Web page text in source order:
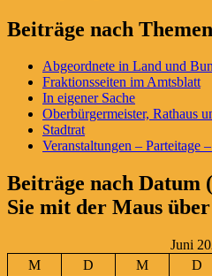
Beiträge nach Themen
Abgeordnete in Land und
Fraktionsseiten im Amtsblatt
In eigener Sache
Oberbürgermeister, Rathaus
Stadtrat
Veranstaltungen – Parteitage
Beiträge nach Datum
Sie mit der Maus
Juni
M
D M D